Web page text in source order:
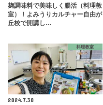
麹調味料で美味しく腸活（料理教
室）！よみうりカルチャー自由が
丘校で開講し…
料理教室
2024.7.30